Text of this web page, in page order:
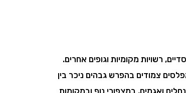
רשויות מקומיות וגופים אחרים.
צמודים בהפרש גבהים ניכר בין
ואגמים, במצפורי נוף ובמקומות